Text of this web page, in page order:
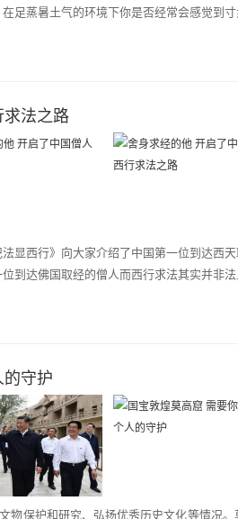
足蒸暑土气的环境下你是否经常会感觉到
法之路
显西行》向大家介绍了中国第一位到达西
到达佛国取经的僧人而西行求法其实并非
守护
物保护和研究、弘扬优秀历史文化等情况